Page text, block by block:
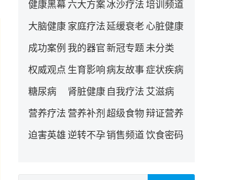
健康黑幕 六大方案冰沙疗法 培训频道
大脑健康 家庭疗法 延缓衰老 心脏健康
成功案例 我的器官新冠专题 未分类
权威观点 生育影响病友故事症状疾病
糖尿病 肾脏健康 自我疗法 艾滋病
营养疗法 营养补剂 超级食物辩证营养
迫害英雄 逆转不孕销售频道饮食密码